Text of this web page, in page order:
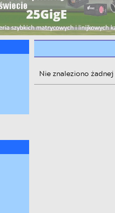
Nie znaleziono